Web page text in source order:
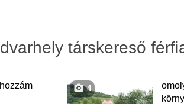
társkereső
4